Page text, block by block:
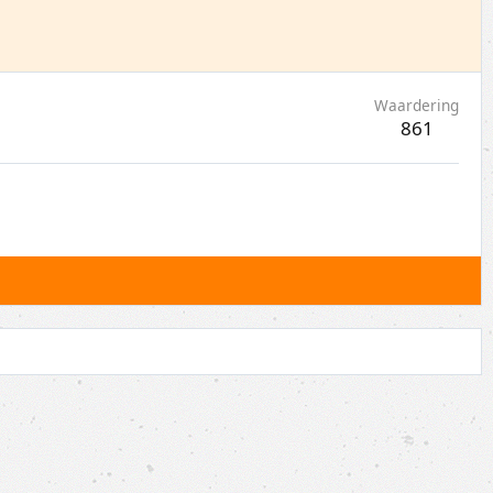
Waardering
861